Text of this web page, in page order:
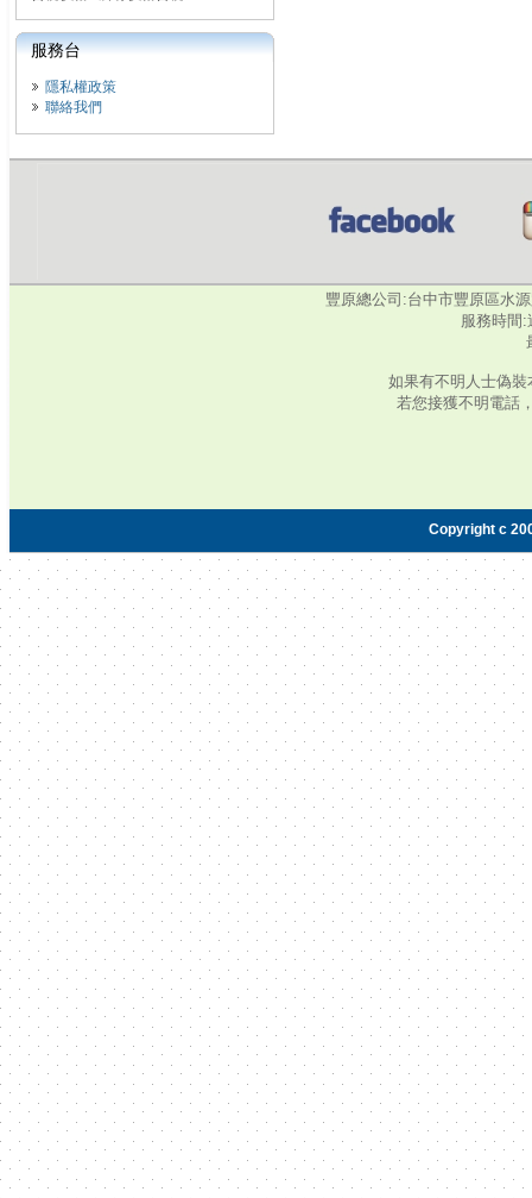
服務台
隱私權政策
聯絡我們
豐原總公司:台中市豐原區水
服務時間:
如果有不明人士偽
若您接獲不明電話
Copyright c